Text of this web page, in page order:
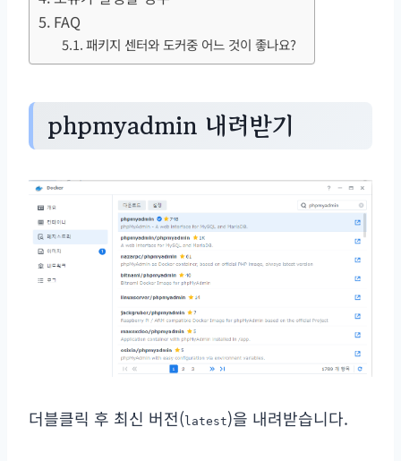
FAQ
패키지 센터와 도커중 어느 것이 좋나요?
phpmyadmin 내려받기
더블클릭 후 최신 버전( latest)을 내려받습니다.